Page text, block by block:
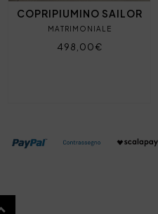
COPRIPIUMINO SAILOR
MATRIMONIALE
498,00€